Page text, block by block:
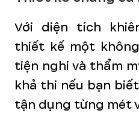
Với diện tích
thiết kế một
tiện nghi và thẩm
khả thi nếu bạn
tận dụng từng mét